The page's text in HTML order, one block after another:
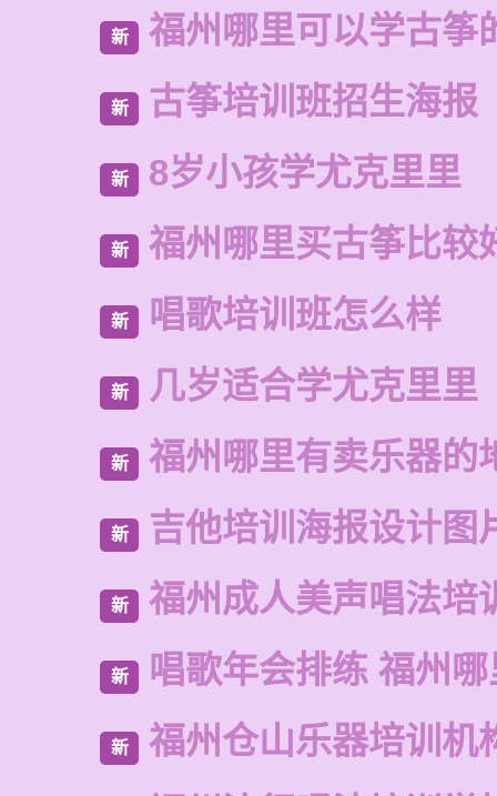
新 福州哪里可以学古筝
新 古筝培训班招生海报
新 8岁小孩学尤克里里
新 福州哪里买古筝比较
新 唱歌培训班怎么样
新 几岁适合学尤克里里
新 福州哪里有卖乐器的
新 吉他培训海报设计图
新 福州成人美声唱法培
新 唱歌年会排练 福州
新 福州仓山乐器培训机